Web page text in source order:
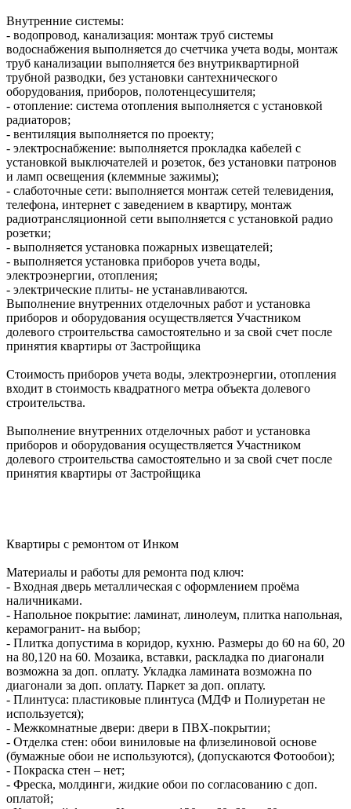
Внутренние системы:
- водопровод, канализация: монтаж труб системы
водоснабжения выполняется до счетчика учета воды, монтаж
труб канализации выполняется без внутриквартирной
трубной разводки, без установки сантехнического
оборудования, приборов, полотенцесушителя;
- отопление: система отопления выполняется с установкой
радиаторов;
- вентиляция выполняется по проекту;
- электроснабжение: выполняется прокладка кабелей с
установкой выключателей и розеток, без установки патронов
и ламп освещения (клеммные зажимы);
- слаботочные сети: выполняется монтаж сетей телевидения,
телефона, интернет с заведением в квартиру, монтаж
радиотрансляционной сети выполняется с установкой радио
розетки;
- выполняется установка пожарных извещателей;
- выполняется установка приборов учета воды,
электроэнергии, отопления;
- электрические плиты- не устанавливаются.
Выполнение внутренних отделочных работ и установка
приборов и оборудования осуществляется Участником
долевого строительства самостоятельно и за свой счет после
принятия квартиры от Застройщика
Стоимость приборов учета воды, электроэнергии, отопления
входит в стоимость квадратного метра объекта долевого
строительства.
Выполнение внутренних отделочных работ и установка
приборов и оборудования осуществляется Участником
долевого строительства самостоятельно и за свой счет после
принятия квартиры от Застройщика
Квартиры с ремонтом от Инком
Материалы и работы для ремонта под ключ:
- Входная дверь металлическая c оформлением проёма
наличниками.
- Напольное покрытие: ламинат, линолеум, плитка напольная,
керамогранит- на выбор;
- Плитка допустима в коридор, кухню. Размеры до 60 на 60, 20
на 80,120 на 60. Мозаика, вставки, раскладка по диагонали
возможна за доп. оплату. Укладка ламината возможна по
диагонали за доп. оплату. Паркет за доп. оплату.
- Плинтуса: пластиковые плинтуса (МДФ и Полиуретан не
используется);
- Межкомнатные двери: двери в ПВХ-покрытии;
- Отделка стен: обои виниловые на флизелиновой основе
(бумажные обои не используются), (допускаются Фотообои);
- Покраска стен – нет;
- Фреска, молдинги, жидкие обои по согласованию с доп.
оплатой;